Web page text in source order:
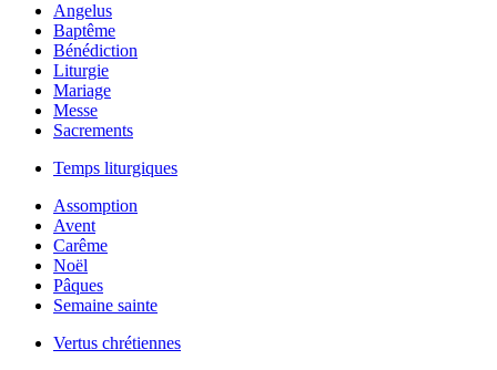
Angelus
Baptême
Bénédiction
Liturgie
Mariage
Messe
Sacrements
Temps liturgiques
Assomption
Avent
Carême
Noël
Pâques
Semaine sainte
Vertus chrétiennes